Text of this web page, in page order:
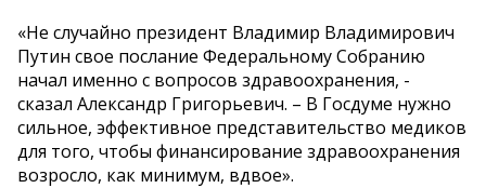
«Не случайно президент Владимир Владимирович
Путин свое послание Федеральному Собранию
начал именно с вопросов здравоохранения, -
сказал Александр Григорьевич. – В Госдуме нужно
сильное, эффективное представительство медиков
для того, чтобы финансирование здравоохранения
возросло, как минимум, вдвое».